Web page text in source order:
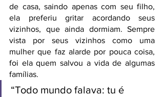
de casa, saindo apenas com seu filho,
ela preferiu gritar acordando seus
vizinhos, que ainda dormiam. Sempre
vista por seus vizinhos como uma
mulher que faz alarde por pouca coisa,
foi ela quem salvou a vida de algumas
famílias.
“Todo mundo falava: tu é